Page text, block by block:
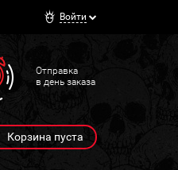
Войти
Отправка
в день заказа
Корзина пуста